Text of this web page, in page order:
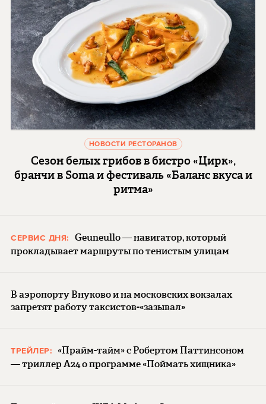
НОВОСТИ РЕСТОРАНОВ
Сезон белых грибов в бистро «Цирк»,
бранчи в Soma и фестиваль «Баланс вкуса и
ритма»
СЕРВИС ДНЯ:
Geuneullo — навигатор, который
прокладывает маршруты по тенистым улицам
В аэропорту Внуково и на московских вокзалах
запретят работу таксистов-«зазывал»
ТРЕЙЛЕР:
«Прайм-тайм» с Робертом Паттинсоном
— триллер A24 о программе «Поймать хищника»